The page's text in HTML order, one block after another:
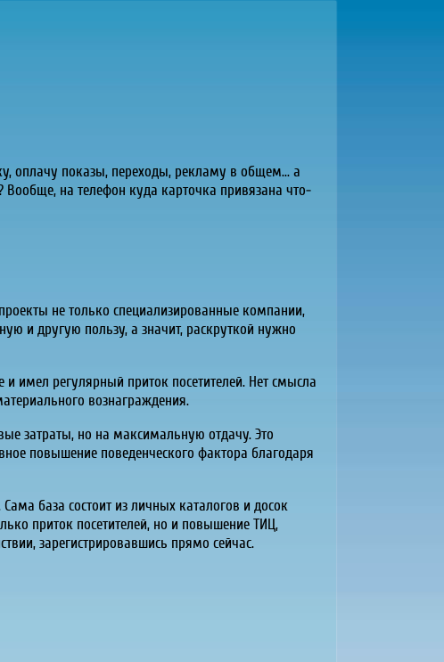
оплачу показы, переходы, рекламу в общем... а
Вообще, на телефон куда карточка привязана что-
не только специализированные компании,
и другую пользу, а значит, раскруткой нужно
имел регулярный приток посетителей. Нет смысла
вознаграждения.
затраты, но на максимальную отдачу. Это
повышение поведенческого фактора благодаря
база состоит из личных каталогов и досок
приток посетителей, но и повышение ТИЦ,
зарегистрировавшись прямо сейчас.